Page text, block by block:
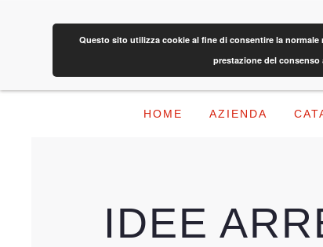
HOME AZIENDA
IDEE
Questo sito utilizza cookie al fine di consentire la
prestazione del